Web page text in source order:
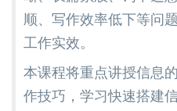
顺、写作效率低下等问
工作实效。
本课程将重点讲授信息
作技巧，学习快速搭建